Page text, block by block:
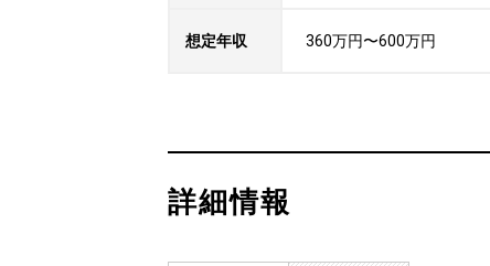
想定年収 360万円〜600万円
詳細情報